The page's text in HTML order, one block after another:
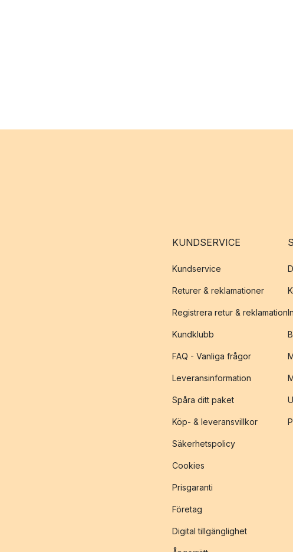
KUNDSERVICE
Kundservice
Returer & reklamationer
Registrera retur & reklamation
Kundklubb
FAQ - Vanliga frågor
Leveransinformation
Spåra ditt paket
Köp- & leveransvillkor
Säkerhetspolicy
Cookies
Prisgaranti
Företag
Digital tillgänglighet